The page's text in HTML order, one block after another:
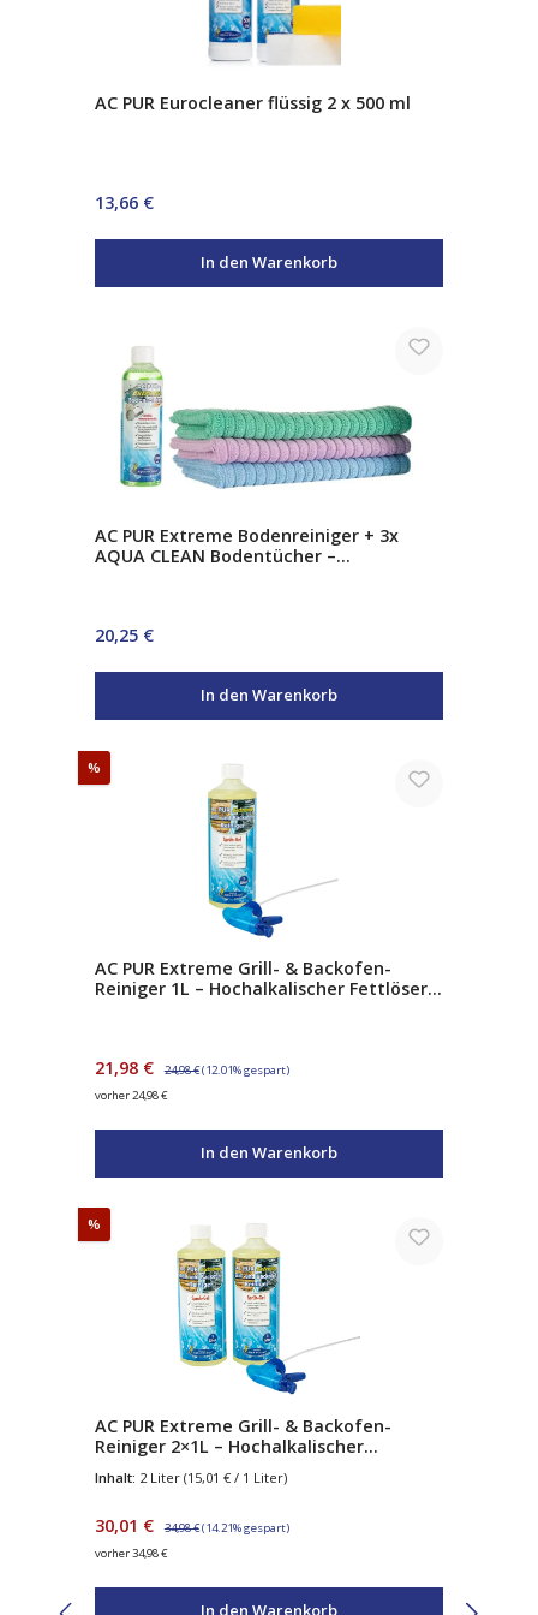
AC PUR Eurocleaner flüssig 2 x 500 ml
Regulärer Preis:
13,66 €
In den Warenkorb
AC PUR Extreme Bodenreiniger + 3x
AQUA CLEAN Bodentücher –
Regulärer Preis:
20,25 €
In den Warenkorb
%
AC PUR Extreme Grill- & Backofen-
Reiniger 1L – Hochalkalischer Fettlöser
Verkaufspreis:
21,98 € Regulärer Preis:
24,98 €(12.01% gespart)
vorher 24,98 €
In den Warenkorb
%
AC PUR Extreme Grill- & Backofen-
Reiniger 2×1L – Hochalkalischer
Eingebranntes & Verkrustungen – inkl.
Inhalt: 2 Liter (15,01 € / 1 Liter)
Verkaufspreis:
30,01 € Regulärer Preis:
34,98 €(14.21% gespart)
vorher 34,98 €
In den Warenkorb